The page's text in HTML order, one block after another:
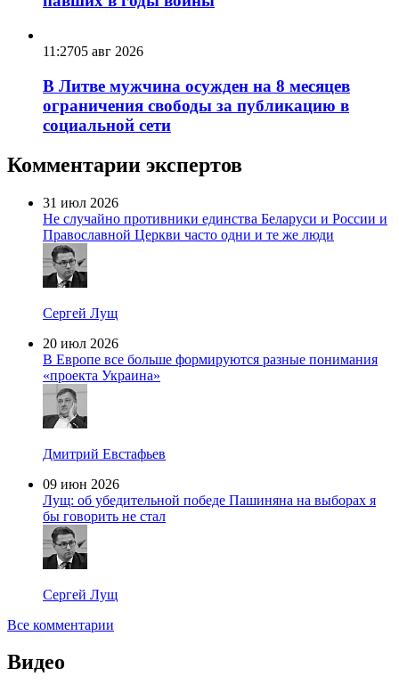
11:2705 авг 2026
В Литве мужчина осужден на 8 месяцев
ограничения свободы за публикацию в
социальной сети
Комментарии экспертов
31 июл 2026
Не случайно противники единства Беларуси и России и
Православной Церкви часто одни и те же люди
Сергей Лущ
20 июл 2026
В Европе все больше формируются разные понимания
«проекта Украина»
Дмитрий Евстафьев
09 июн 2026
Лущ: об убедительной победе Пашиняна на выборах я
бы говорить не стал
Сергей Лущ
Все комментарии
Видео